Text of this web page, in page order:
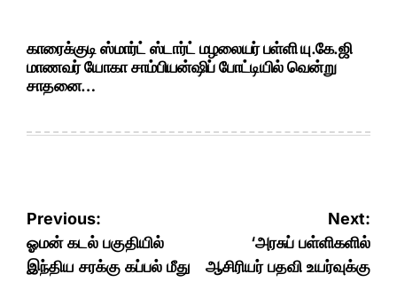
காரைக்குடி ஸ்மார்ட் ஸ்டார்ட் மழலையர் பள்ளி யு.கே.ஜி
மாணவர் யோகா சாம்பியன்ஷிப் போட்டியில் வென்று
சாதனை…
Post
navigation
Previous:
ஓமன் கடல் பகுதியில்
இந்திய சரக்கு கப்பல் மீது
Next:
‘அரசுப் பள்ளிகளில்
ஆசிரியர் பதவி உயர்வுக்கு